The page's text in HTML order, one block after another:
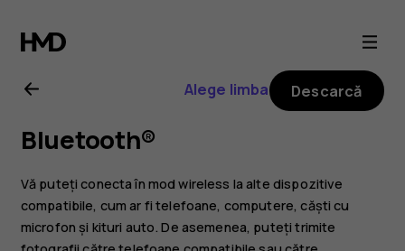
Ghid
de
utilizare
Nokia
G11
Alege limba Descarcă
Bluetooth®
Vă puteți conecta în mod wireless la alte dispozitive
compatibile, cum ar fi telefoane, computere, căști cu
microfon și kituri auto. De asemenea, puteți trimite